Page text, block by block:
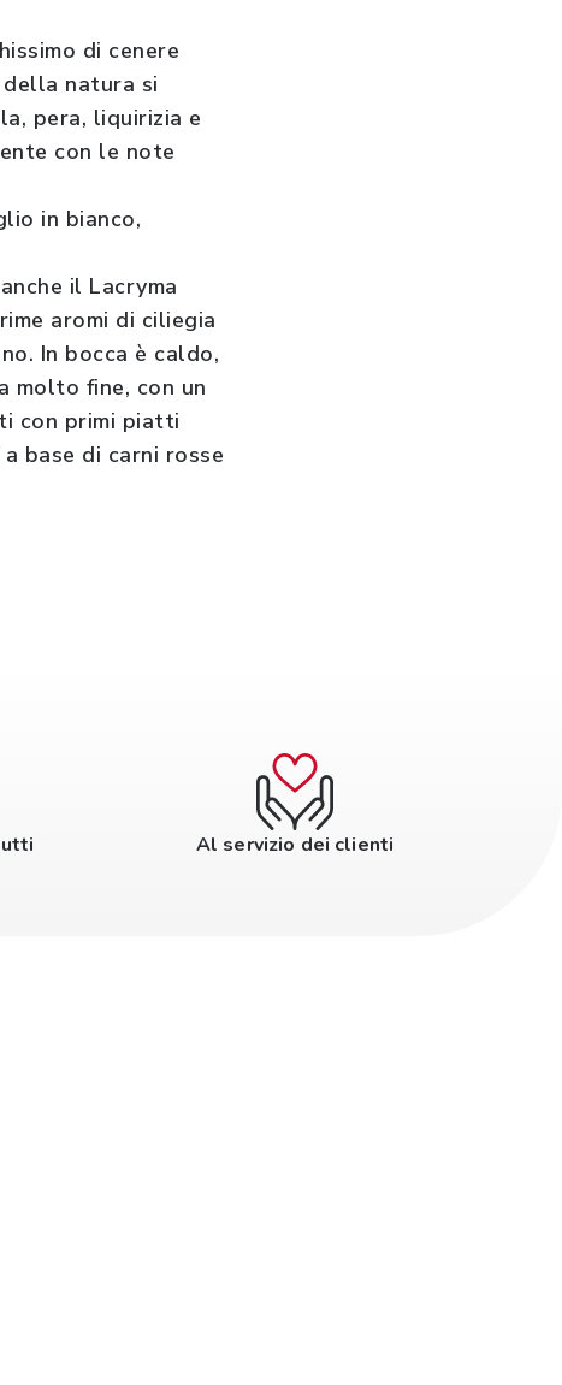
di cenere
natura si
pera, liquirizia e
con le note
in bianco,
il Lacryma
aromi di ciliegia
In bocca è caldo,
molto fine, con un
con primi piatti
base di carni rosse
Al servizio dei clienti